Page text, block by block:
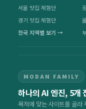
서울 맛집 체험단
경기 맛집 체험단
전국 지역별 보기 →
MODAN FAMILY
하나의 AI 엔진, 5개
목적에 맞는 사이트를 골라